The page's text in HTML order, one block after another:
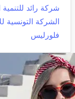
شركة رائد
الشركة التونسية
فلورليس